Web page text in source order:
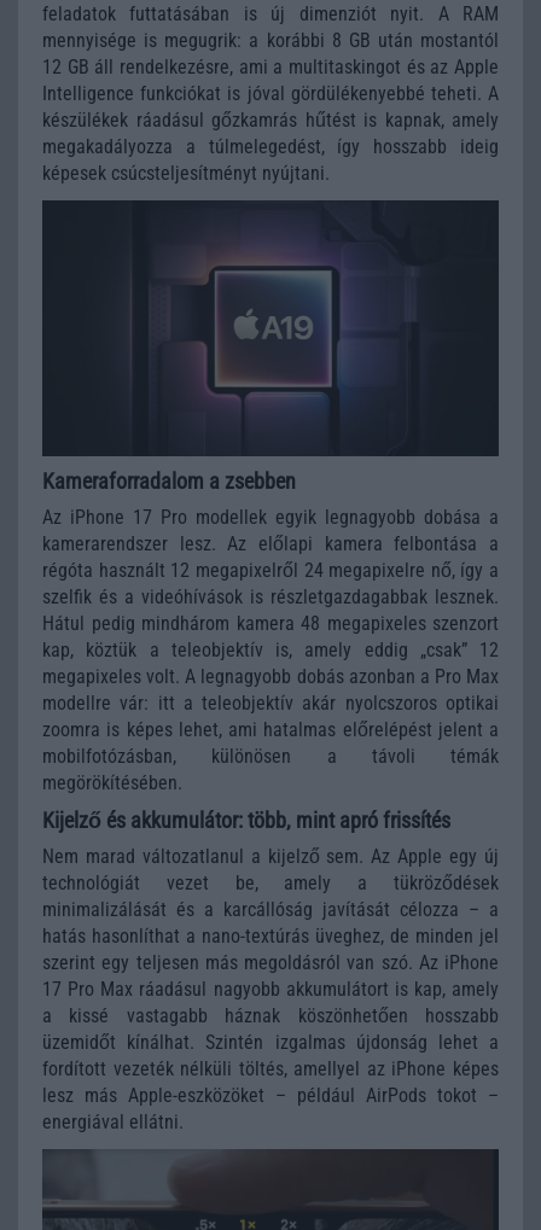
feladatok futtatásában is új dimenziót nyit. A RAM
mennyisége is megugrik: a korábbi 8 GB után mostantól
12 GB áll rendelkezésre, ami a multitaskingot és az Apple
Intelligence funkciókat is jóval gördülékenyebbé teheti. A
készülékek ráadásul gőzkamrás hűtést is kapnak, amely
megakadályozza a túlmelegedést, így hosszabb ideig
képesek csúcsteljesítményt nyújtani.
Kameraforradalom a zsebben
Az iPhone 17 Pro modellek egyik legnagyobb dobása a
kamerarendszer lesz. Az előlapi kamera felbontása a
régóta használt 12 megapixelről 24 megapixelre nő, így a
szelfik és a videóhívások is részletgazdagabbak lesznek.
Hátul pedig mindhárom kamera 48 megapixeles szenzort
kap, köztük a teleobjektív is, amely eddig „csak” 12
megapixeles volt. A legnagyobb dobás azonban a Pro Max
modellre vár: itt a teleobjektív akár nyolcszoros optikai
zoomra is képes lehet, ami hatalmas előrelépést jelent a
mobilfotózásban, különösen a távoli témák
megörökítésében.
Kijelző és akkumulátor: több, mint apró frissítés
Nem marad változatlanul a kijelző sem. Az Apple egy új
technológiát vezet be, amely a tükröződések
minimalizálását és a karcállóság javítását célozza – a
hatás hasonlíthat a nano-textúrás üveghez, de minden jel
szerint egy teljesen más megoldásról van szó. Az iPhone
17 Pro Max ráadásul nagyobb akkumulátort is kap, amely
a kissé vastagabb háznak köszönhetően hosszabb
üzemidőt kínálhat. Szintén izgalmas újdonság lehet a
fordított vezeték nélküli töltés, amellyel az iPhone képes
lesz más Apple-eszközöket – például AirPods tokot –
energiával ellátni.